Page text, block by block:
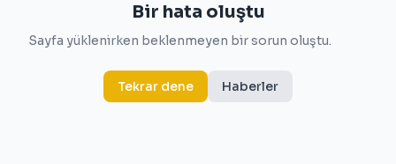
Bir hata oluştu
Sayfa yüklenirken beklenmeyen bir sorun oluştu.
Tekrar dene Haberler